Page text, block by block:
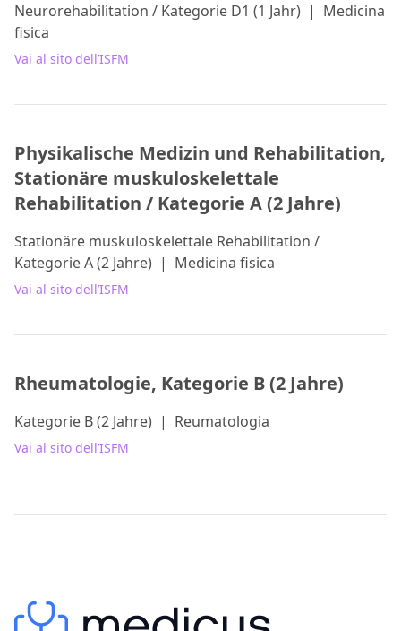
Neurorehabilitation / Kategorie D1 (1 Jahr) | Medicina
fisica
Vai al sito dell’ISFM
Physikalische Medizin und Rehabilitation,
Stationäre muskuloskelettale
Rehabilitation / Kategorie A (2 Jahre)
Stationäre muskuloskelettale Rehabilitation /
Kategorie A (2 Jahre) | Medicina fisica
Vai al sito dell’ISFM
Rheumatologie, Kategorie B (2 Jahre)
Kategorie B (2 Jahre) | Reumatologia
Vai al sito dell’ISFM